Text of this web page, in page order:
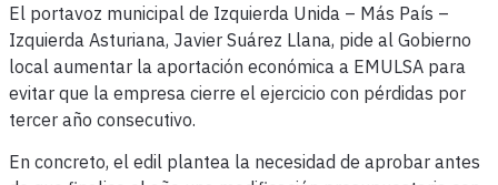
El portavoz municipal de Izquierda Unida – Más País –
Izquierda Asturiana, Javier Suárez Llana, pide al Gobierno
local aumentar la aportación económica a EMULSA para
evitar que la empresa cierre el ejercicio con pérdidas por
tercer año consecutivo.
En concreto, el edil plantea la necesidad de aprobar antes